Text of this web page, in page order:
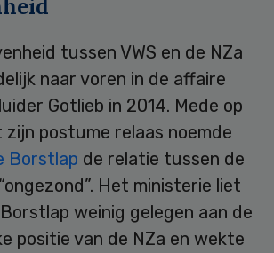
tussen VWS en de NZa
naar voren in de affaire
Gotlieb in 2014. Mede op
zijn postume relaas noemde
Borstlap de relatie tussen de
Het ministerie liet
weinig gelegen aan de
positie van de NZa en wekte